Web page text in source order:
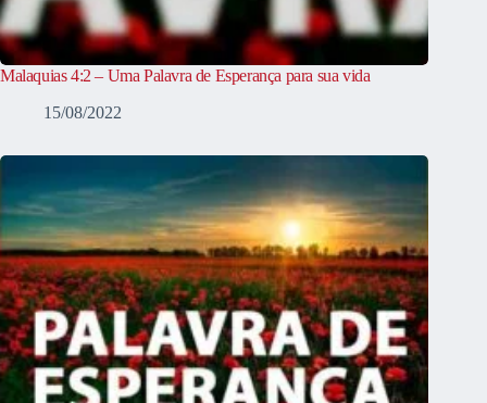
Malaquias 4:2 – Uma Palavra de Esperança para sua vida
15/08/2022